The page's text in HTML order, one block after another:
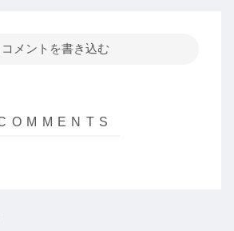
コメントを書き込む